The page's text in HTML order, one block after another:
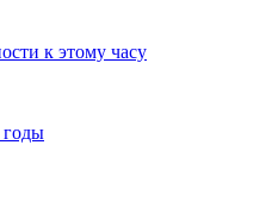
к этому часу
годы